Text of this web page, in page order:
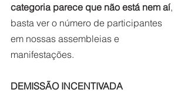
categoria parece que não está nem aí,
basta ver o número de participantes
em nossas assembleias e
manifestações.
DEMISSÃO INCENTIVADA